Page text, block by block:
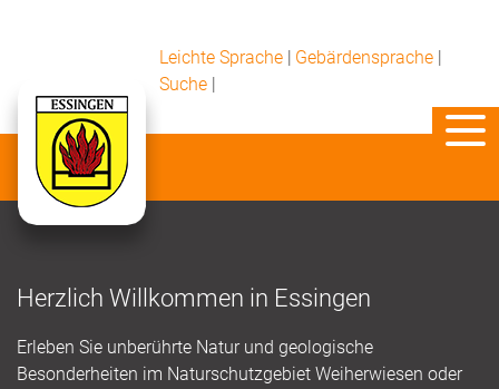
Leichte Sprache | Gebärdensprache |
Suche |
Herzlich Willkommen in Essingen
Erleben Sie unberührte Natur und geologische
Besonderheiten im Naturschutzgebiet Weiherwiesen oder